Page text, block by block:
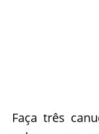
Faça três